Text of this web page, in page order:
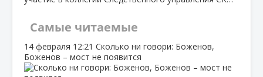
Самые читаемые
14 февраля 12:21 Сколько ни говори: Боженов,
Боженов – мост не появится